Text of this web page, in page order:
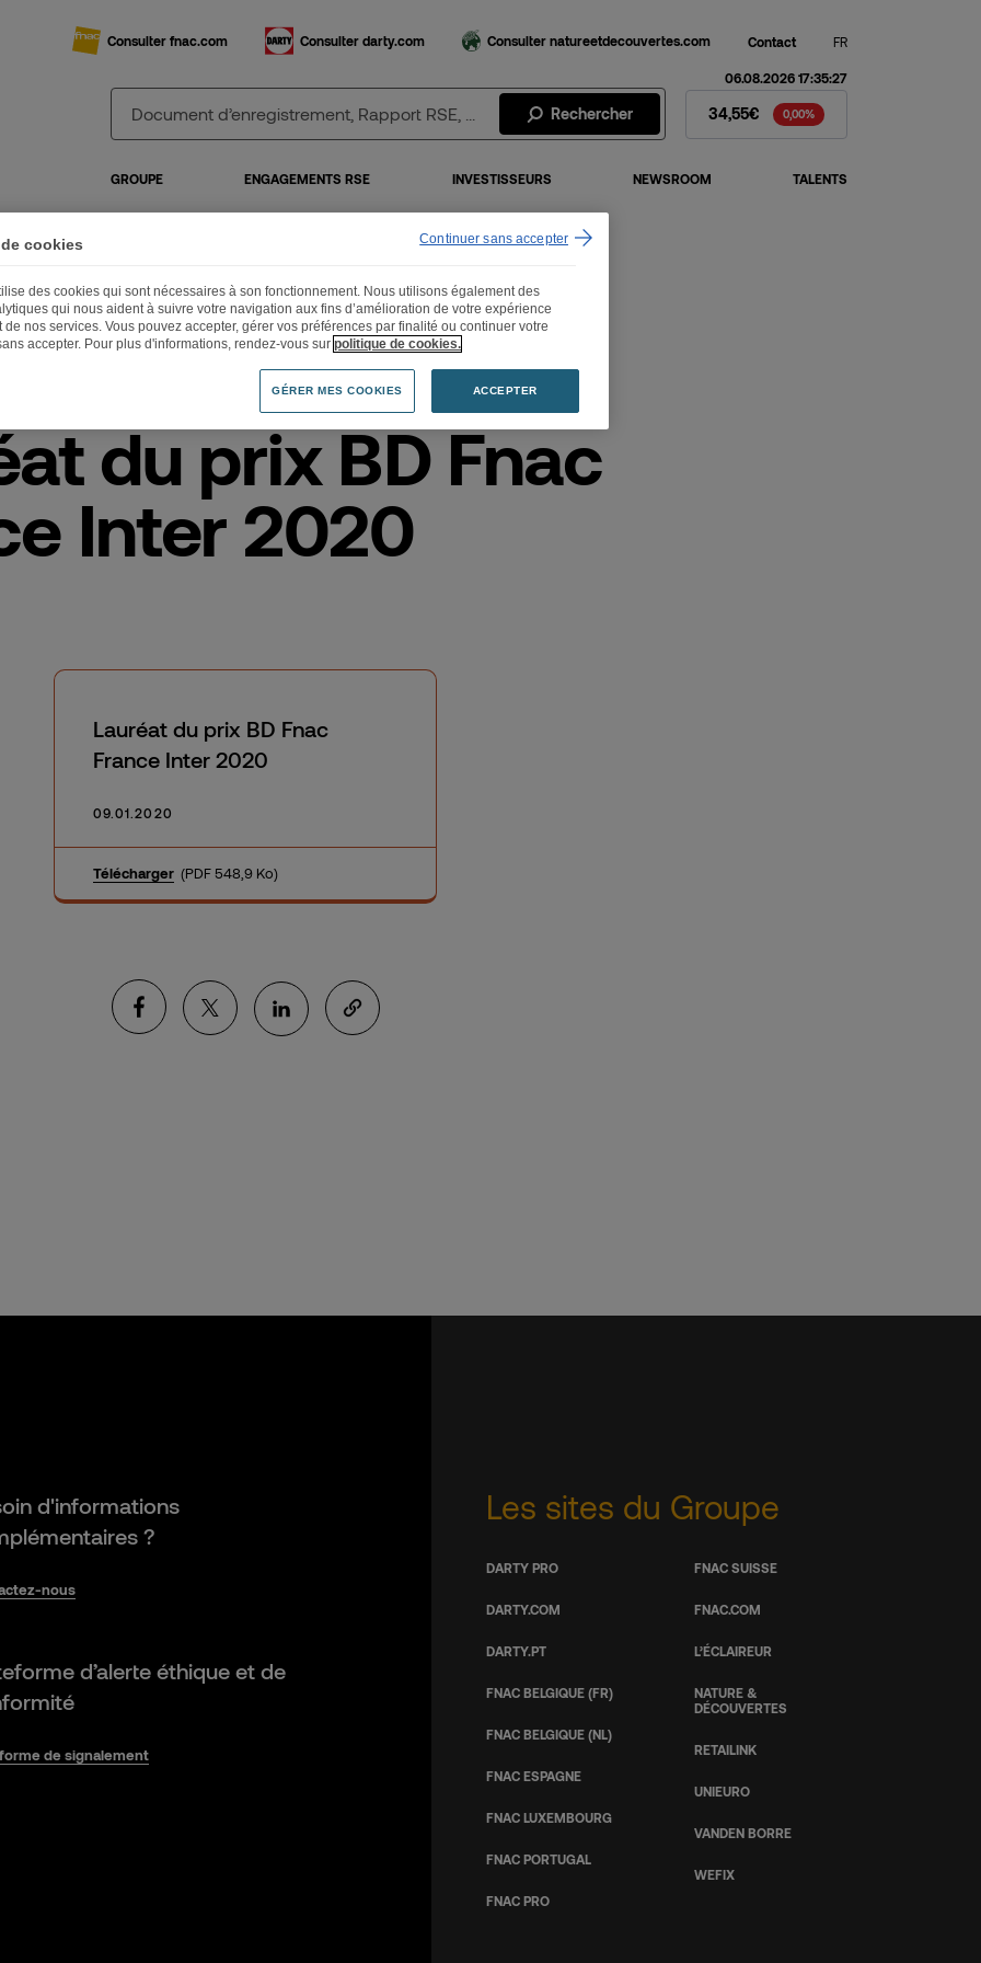
Consulter fnac.com Consulter darty.com Consulter natureetdecouvertes.com Contact FR
Rechercher Action Fnac Darty - Cours de
06.08.2026 17:35:27
34,55€ 0,00%
GROUPE ENGAGEMENTS RSE INVESTISSEURS NEWSROOM TALENTS
du prix BD Fnac France Inter 2020
du prix BD Fnac
Inter 2020
Lauréat du prix BD Fnac
France Inter 2020
09.01.2020
Télécharger (PDF 548,9 Ko)
d'informations
?
nous
d’alerte éthique et de
de signalement
Les sites du Groupe
DARTY PRO
DARTY.COM
DARTY.PT
FNAC BELGIQUE (FR)
FNAC BELGIQUE (NL)
FNAC ESPAGNE
FNAC LUXEMBOURG
FNAC PORTUGAL
FNAC PRO
FNAC SUISSE
FNAC.COM
L’ÉCLAIREUR
NATURE &
DÉCOUVERTES
RETAILINK
UNIEURO
VANDEN BORRE
WEFIX
cookies
des cookies qui sont nécessaires à son fonctionnement. Nous utilisons également des
qui nous aident à suivre votre navigation aux fins d’amélioration de votre expérience
de nos services. Vous pouvez accepter, gérer vos préférences par finalité ou continuer votre
accepter. Pour plus d'informations, rendez-vous sur politique de cookies.
GÉRER MES COOKIES ACCEPTER
Continuer sans accepter